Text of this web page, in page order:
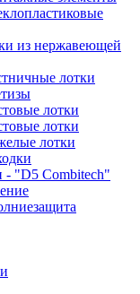
из нержавеющей
лотки
лотки
лотки
лотки
- "D5 Combitech"